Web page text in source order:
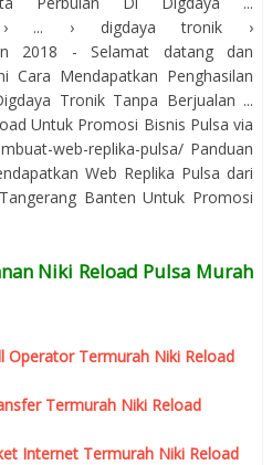
› ... › digdaya tronik ›
2018 - Selamat datang dan
Cara Mendapatkan Penghasilan
Tronik Tanpa Berjualan ...
Untuk Promosi Bisnis Pulsa via
web-replika-pulsa/ Panduan
Web Replika Pulsa dari
Banten Untuk Promosi
Niki Reload Pulsa Murah
Operator Termurah Niki Reload
Termurah Niki Reload
Internet Termurah Niki Reload